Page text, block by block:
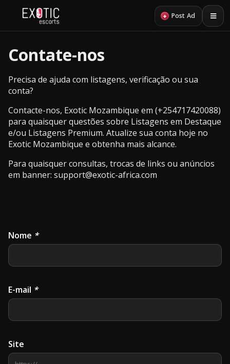
+ Post Ad
Contate-nos
Precisa de ajuda com listagens, verificação ou sua
conta?
Contacte-nos, Exotic Mozambique em (+254717420088)
para quaisquer questões sobre Listagens em Destaque
e/ou Listagens Premium. Atualize sua conta hoje no
Exotic Mozambique e obtenha mais alcance.
Para quaisquer consultas, trocas de links ou anúncios
em banner: support@exotic-africa.com
Nome *
E-mail *
Site